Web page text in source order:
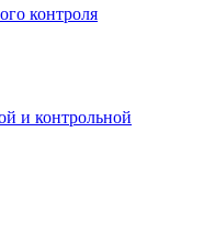
контроля
и контрольной